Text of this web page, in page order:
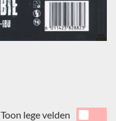
Toon lege velden